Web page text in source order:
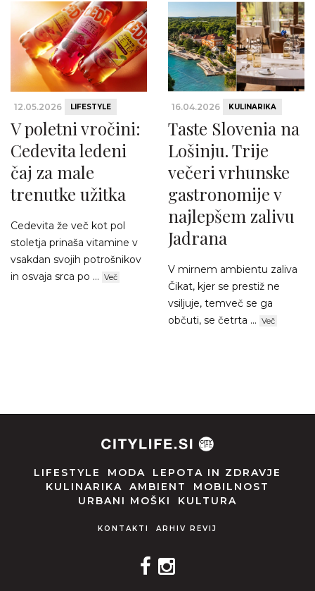
12.05.2026 LIFESTYLE
V poletni vročini:
Cedevita ledeni
čaj za male
trenutke užitka
Cedevita že več kot pol
stoletja prinaša vitamine v
vsakdan svojih potrošnikov
in osvaja srca po ... Več
16.04.2026 KULINARIKA
Taste Slovenia na
Lošinju. Trije
večeri vrhunske
gastronomije v
najlepšem zalivu
Jadrana
V mirnem ambientu zaliva
Čikat, kjer se prestiž ne
vsiljuje, temveč se ga
občuti, se četrta ... Več
LIFESTYLE MODA
LEPOTA IN ZDRAVJE
KULINARIKA
AMBIENT
MOBILNOST
URBANI MOŠKI
KULTURA
KONTAKTI ARHIV REVIJ